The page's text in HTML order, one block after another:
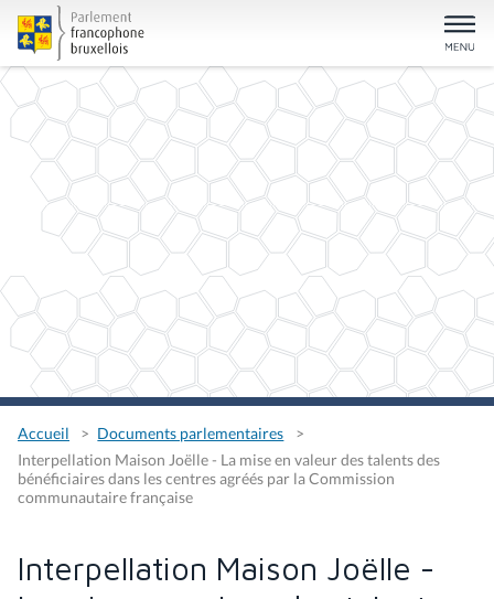
Accueil
Documents parlementaires
Interpellation Maison Joëlle - La mise en valeur des talents des
bénéficiaires dans les centres agréés par la Commission
communautaire française
Interpellation Maison Joëlle -